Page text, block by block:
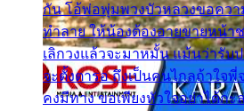
กัน โอ้พ่อพุ่มพวงบัวหลวงขอควา
ทำลาย ให้น้องต้องอายขายหน้
เลิกวงแล้วจะมาหมั้น แม้นว่ารับ
จะตั้งตารอ ถึงเป็นคนไกลถ้าใจ
คงมีทาง ขอเพียงหัวใจอย่าได้ก